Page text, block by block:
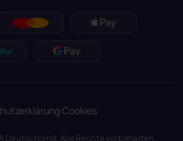
Cookies
Deutschland. Alle Rechte vorbehalten.